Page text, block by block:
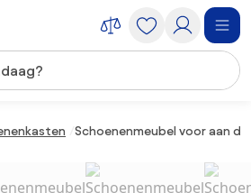
Schoenenmeubel voor aan de